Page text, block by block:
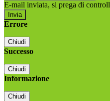
E-mail inviata, si prega di
Errore
Chiudi
Successo
Chiudi
Informazione
Chiudi